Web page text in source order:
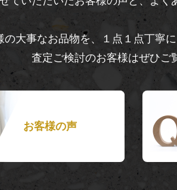
の大事なお品物を、１点１点丁寧
査定ご検討のお客様はぜひご
お客様の声